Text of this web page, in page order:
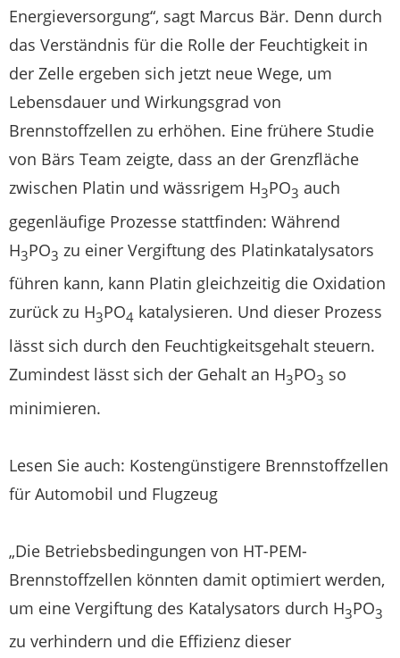
Energieversorgung“, sagt Marcus Bär. Denn durch
das Verständnis für die Rolle der Feuchtigkeit in
der Zelle ergeben sich jetzt neue Wege, um
Lebensdauer und Wirkungsgrad von
Brennstoffzellen zu erhöhen. Eine frühere Studie
von Bärs Team zeigte, dass an der Grenzfläche
zwischen Platin und wässrigem H3PO3 auch
gegenläufige Prozesse stattfinden: Während
H3PO3 zu einer Vergiftung des Platinkatalysators
führen kann, kann Platin gleichzeitig die Oxidation
zurück zu H3PO4 katalysieren. Und dieser Prozess
lässt sich durch den Feuchtigkeitsgehalt steuern.
Zumindest lässt sich der Gehalt an H3PO3 so
minimieren.
Lesen Sie auch: Kostengünstigere Brennstoffzellen
für Automobil und Flugzeug
„Die Betriebsbedingungen von HT-PEM-
Brennstoffzellen könnten damit optimiert werden,
um eine Vergiftung des Katalysators durch H3PO3
zu verhindern und die Effizienz dieser